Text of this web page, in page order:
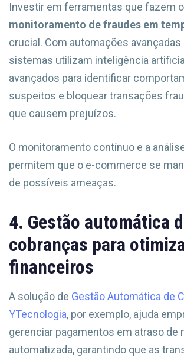
Investir em ferramentas que fazem o
monitoramento de fraudes em
crucial. Com automações
sistemas utilizam inteligência
avançados para identificar
suspeitos e bloquear transações
que causem prejuízos.
O monitoramento contínuo e a
permitem que o e-commerce se
de possíveis ameaças.
4. Gestão automática
cobranças para
financeiros
A solução de Gestão Automática de
YTecnologia, por exemplo, ajuda
gerenciar pagamentos em atraso de
automatizada, garantindo que as